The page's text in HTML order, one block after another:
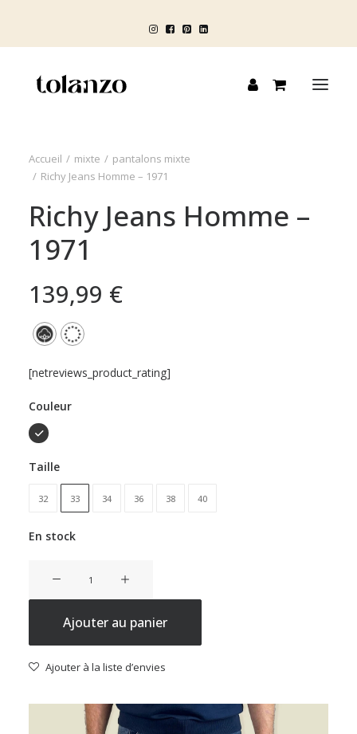
HOMME
ENFANT
BLOG
Accueil mixte
pantalons mixte
Richy Jeans Homme – 1971
Richy Jeans Homme –
1971
139,99 €
[netreviews_product_rating]
Couleur
Taille
32 33 34 36 38 40
En stock
Homme
-
Ajouter au panier
Ajouter à la liste d’envies